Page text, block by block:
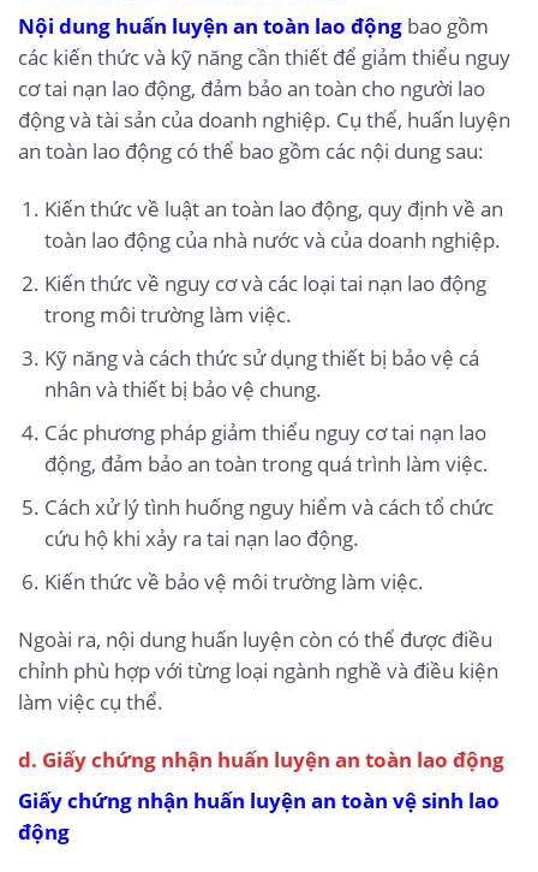
Nội dung huấn luyện an toàn lao động bao gồm
các kiến thức và kỹ năng cần thiết để giảm thiểu nguy
cơ tai nạn lao động, đảm bảo an toàn cho người lao
động và tài sản của doanh nghiệp. Cụ thể, huấn luyện
an toàn lao động có thể bao gồm các nội dung sau:
Kiến thức về luật an toàn lao động, quy định về an
toàn lao động của nhà nước và của doanh nghiệp.
Kiến thức về nguy cơ và các loại tai nạn lao động
trong môi trường làm việc.
Kỹ năng và cách thức sử dụng thiết bị bảo vệ cá
nhân và thiết bị bảo vệ chung.
Các phương pháp giảm thiểu nguy cơ tai nạn lao
động, đảm bảo an toàn trong quá trình làm việc.
Cách xử lý tình huống nguy hiểm và cách tổ chức
cứu hộ khi xảy ra tai nạn lao động.
Kiến thức về bảo vệ môi trường làm việc.
Ngoài ra, nội dung huấn luyện còn có thể được điều
chỉnh phù hợp với từng loại ngành nghề và điều kiện
làm việc cụ thể.
d. Giấy chứng nhận huấn luyện an toàn lao động
Giấy chứng nhận huấn luyện an toàn vệ sinh lao
động